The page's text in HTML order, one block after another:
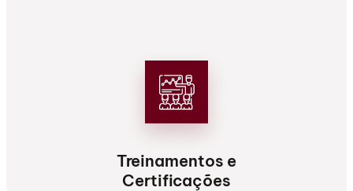
Treinamentos e
Certificações